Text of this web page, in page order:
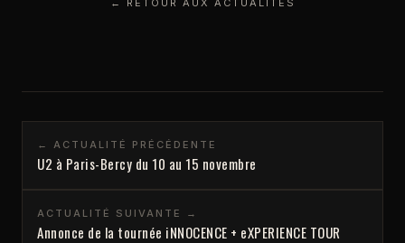
← RETOUR AUX ACTUALITÉS
← ACTUALITÉ PRÉCÉDENTE
U2 à Paris-Bercy du 10 au 15 novembre
ACTUALITÉ SUIVANTE →
Annonce de la tournée iNNOCENCE + eXPERIENCE TOUR